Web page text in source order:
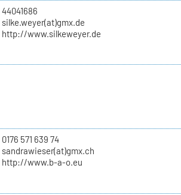
44041686
silke.weyer(at)gmx.de
http://www.silkeweyer.de
0176 571 639 74
sandrawieser(at)gmx.ch
http://www.b-a-o.eu